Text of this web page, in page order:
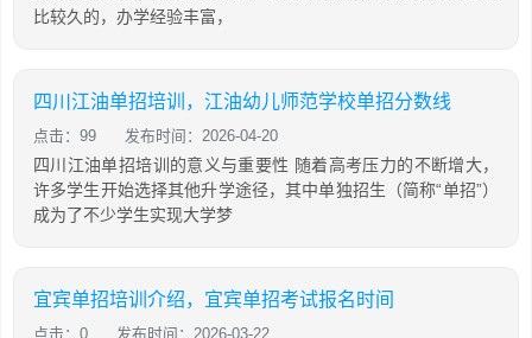
比较久的，办学经验丰富，
四川江油单招培训，江油幼儿师范学校单招分数线
点击：99 发布时间：2026-04-20
四川江油单招培训的意义与重要性 随着高考压力的不断增大，
许多学生开始选择其他升学途径，其中单独招生（简称“单招”）
成为了不少学生实现大学梦
宜宾单招培训介绍，宜宾单招考试报名时间
点击：0 发布时间：2026-03-22